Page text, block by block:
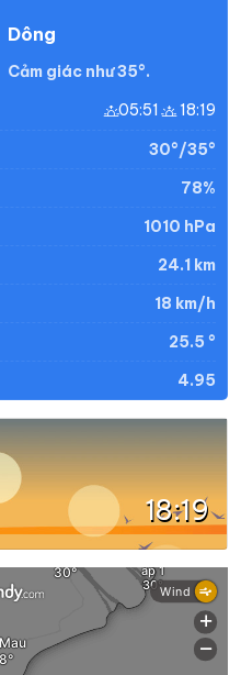
Dông
Cảm giác như 35°.
05:51 18:19
30°/35°
78%
1010 hPa
24.1 km
18 km/h
25.5 °
4.95
18:19